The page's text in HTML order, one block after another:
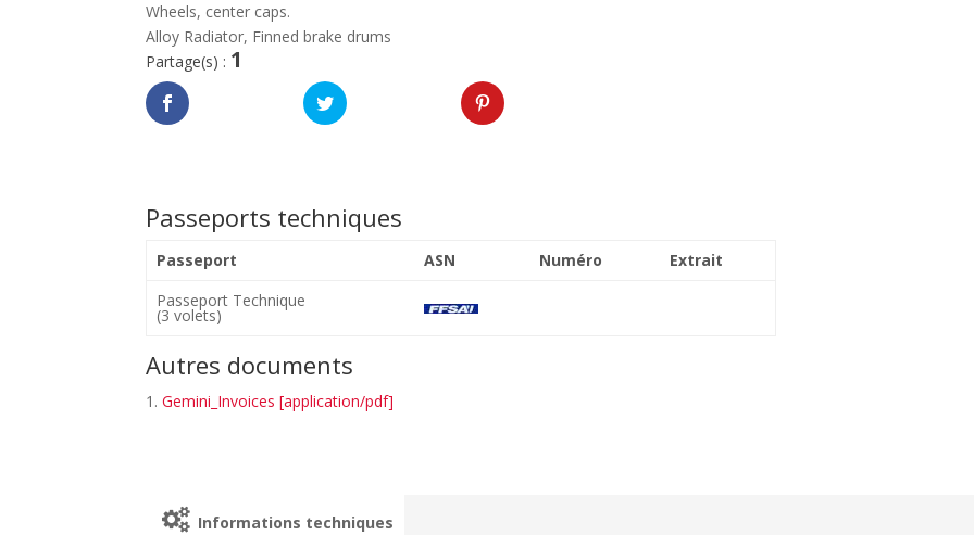
Wheels, center caps.
Alloy Radiator, Finned brake drums
Partage(s) : 1
Passeports techniques
Passeport ASN Numéro
Extrait
Passeport Technique
(3 volets)
Autres documents
Gemini_Invoices [application/pdf]
Informations techniques